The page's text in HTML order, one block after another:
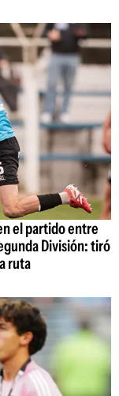
el partido entre
División: tiró
ruta